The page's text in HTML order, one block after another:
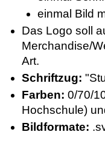
einmal Bild
Das Logo soll
Merchandise/
Art.
Schriftzug:
Farben: 0/70/
Hochschule)
Bildformate: